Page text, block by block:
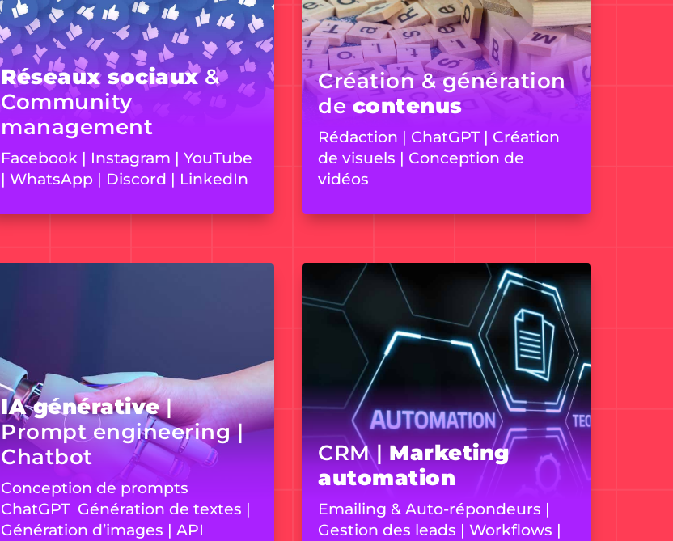
Réseaux sociaux&
Community
management
Facebook | Instagram | YouTube
| WhatsApp | Discord | LinkedIn
Création & génération
de contenus
Rédaction | ChatGPT | Création
de visuels | Conception de
vidéos
IA générative|
Prompt engineering |
Chatbot
Conception de prompts
ChatGPT Génération de textes |
Génération d’images | API
CRM |Marketing
automation
Emailing & Auto-répondeurs |
Gestion des leads | Workflows |